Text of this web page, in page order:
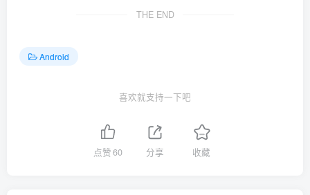
THE END
Android
喜欢就支持一下吧
点赞60 分享 收藏